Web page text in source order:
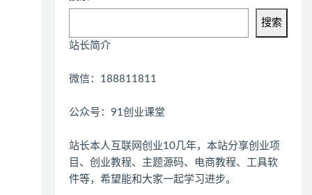
搜索
站长简介
微信：188811811
公众号：91创业课堂
站长本人互联网创业10几年，本站分享创业项
目、创业教程、主题源码、电商教程、工具软
件等，希望能和大家一起学习进步。